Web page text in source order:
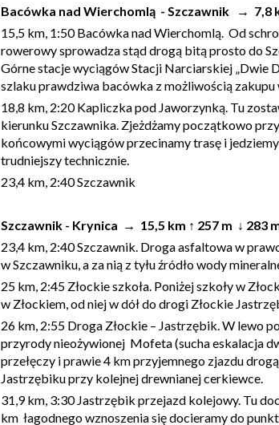
Bacówka nad Wierchomlą - Szczawnik → 7,8
15,5 km, 1:50 Bacówka nad Wierchomlą. Od
rowerowy sprowadza stąd drogą bitą prosto do
Górne stacje wyciągów Stacji Narciarskiej „Dwie
szlaku prawdziwa bacówka z możliwością
18,8 km, 2:20 Kapliczka pod Jaworzynką. Tu
kierunku Szczawnika. Zjeżdżamy początkowo
końcowymi wyciągów przecinamy trasę i
trudniejszy technicznie.
23,4 km, 2:40 Szczawnik
Szczawnik - Krynica → 15,5 km ↑ 257 m ↓ 283
23,4 km, 2:40 Szczawnik. Droga asfaltowa w
w Szczawniku, a za nią z tyłu źródło wody
25 km, 2:45 Złockie szkoła. Poniżej szkoły w
w Złockiem, od niej w dół do drogi Złockie
26 km, 2:55 Droga Złockie – Jastrzębik. W lewo
przyrody nieożywionej Mofeta (sucha eskalacja
przełęczy i prawie 4 km przyjemnego zjazdu
Jastrzębiku przy kolejnej drewnianej cerkiewce.
31,9 km, 3:30 Jastrzębik przejazd kolejowy. Tu
km łagodnego wznoszenia się docieramy do